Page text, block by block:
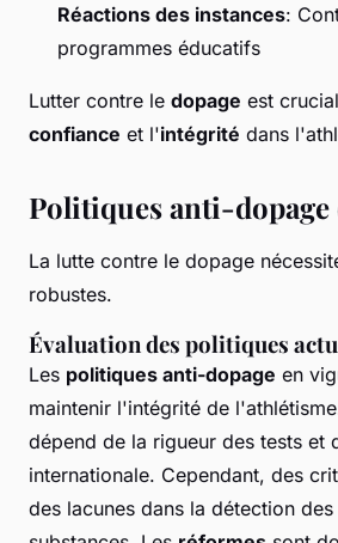
Réactions des instances:
programmes éducatifs
Lutter contre le dopage est
confiance et l'intégrité dans
Politiques anti-
La lutte contre le dopage
robustes.
Évaluation des politiques
Les politiques anti-dopage en
maintenir l'intégrité de
dépend de la rigueur des tests et
internationale. Cependant, des
des lacunes dans la détection